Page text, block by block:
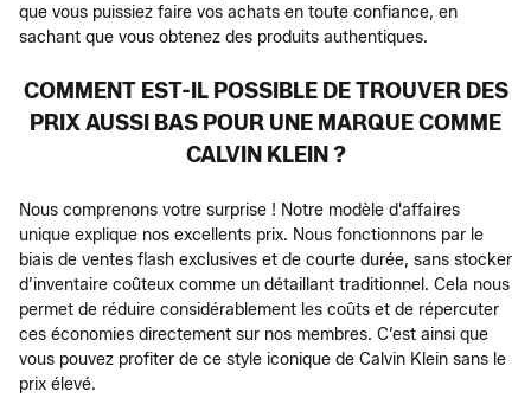
que vous puissiez faire vos achats en toute confiance, en
sachant que vous obtenez des produits authentiques.
COMMENT EST-IL POSSIBLE DE TROUVER DES
PRIX AUSSI BAS POUR UNE MARQUE COMME
CALVIN KLEIN ?
Nous comprenons votre surprise ! Notre modèle d'affaires
unique explique nos excellents prix. Nous fonctionnons par le
biais de ventes flash exclusives et de courte durée, sans stocker
d’inventaire coûteux comme un détaillant traditionnel. Cela nous
permet de réduire considérablement les coûts et de répercuter
ces économies directement sur nos membres. C’est ainsi que
vous pouvez profiter de ce style iconique de Calvin Klein sans le
prix élevé.